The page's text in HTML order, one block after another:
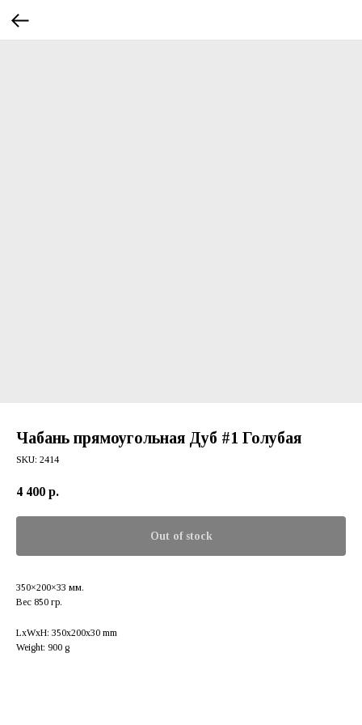
Чабань прямоугольная Дуб #1 Голубая
SKU: 2414
4 400 р.
Out of stock
350×200×33 мм.
Вес 850 гр.
LxWxH: 350x200x30 mm
Weight: 900 g